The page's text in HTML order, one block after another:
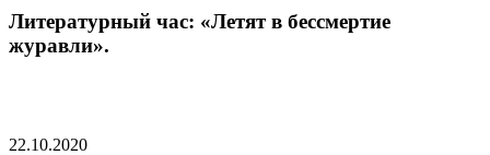
Литературный час: «Летят в бессмертие
журавли».
22.10.2020